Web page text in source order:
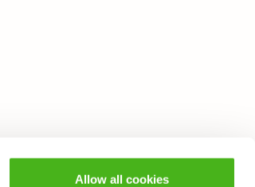
Allow all cookies